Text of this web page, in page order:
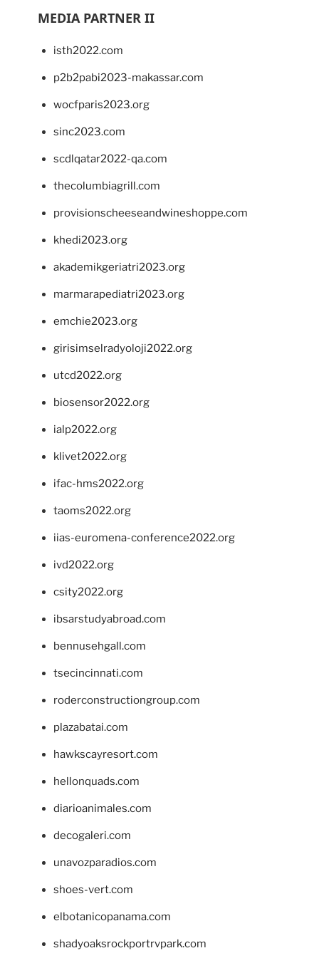
MEDIA PARTNER II
isth2022.com
p2b2pabi2023-makassar.com
wocfparis2023.org
sinc2023.com
scdlqatar2022-qa.com
thecolumbiagrill.com
provisionscheeseandwineshoppe.com
khedi2023.org
akademikgeriatri2023.org
marmarapediatri2023.org
emchie2023.org
girisimselradyoloji2022.org
utcd2022.org
biosensor2022.org
ialp2022.org
klivet2022.org
ifac-hms2022.org
taoms2022.org
iias-euromena-conference2022.org
ivd2022.org
csity2022.org
ibsarstudyabroad.com
bennusehgall.com
tsecincinnati.com
roderconstructiongroup.com
plazabatai.com
hawkscayresort.com
hellonquads.com
diarioanimales.com
decogaleri.com
unavozparadios.com
shoes-vert.com
elbotanicopanama.com
shadyoaksrockportrvpark.com